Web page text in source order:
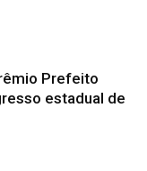
Prefeito
estadual de